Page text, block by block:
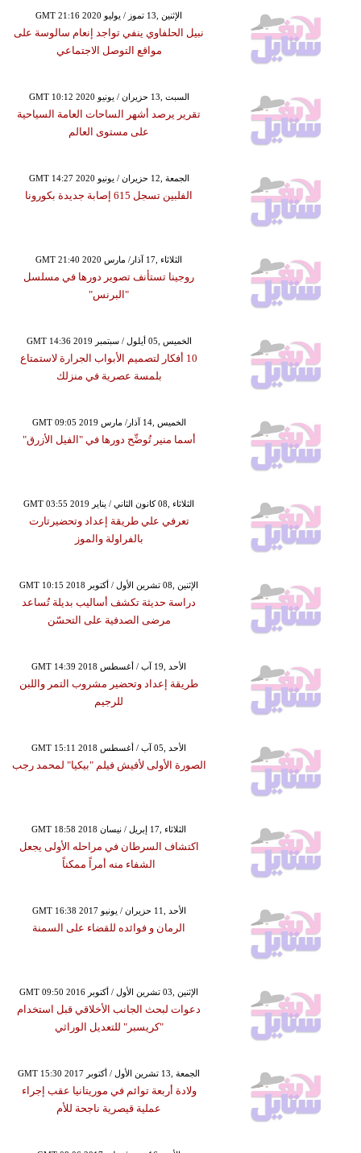
GMT 21:16 2020 الإثنين ,13 تموز / يوليو
نبيل الحلفاوي ينفي تواجد إنعام سالوسة على
مواقع التوصل الاجتماعي
GMT 10:12 2020 السبت ,13 حزيران / يونيو
تقرير يرصد أشهر الساحات العامة السياحية
على مستوى العالم
GMT 14:27 2020 الجمعة ,12 حزيران / يونيو
الفلبين تسجل 615 إصابة جديدة بكورونا
GMT 21:40 2020 الثلاثاء ,17 آذار/ مارس
روجينا تستأنف تصوير دورها في مسلسل
"البرنس"
GMT 14:36 2019 الخميس ,05 أيلول / سبتمبر
10 أفكار لتصميم الأبواب الجرارة لاستمتاع
بلمسة عصرية في منزلك
GMT 09:05 2019 الخميس ,14 آذار/ مارس
أسما منير تُوضِّح دورها في "الفيل الأزرق"
GMT 03:55 2019 الثلاثاء ,08 كانون الثاني / يناير
تعرفي علي طريقة إعداد وتحضيرتارت
بالفراولة والموز
GMT 10:15 2018 الإثنين ,08 تشرين الأول / أكتوبر
دراسة حديثة تكشف أساليب بديلة تُساعد
مرضى الصدفية على التحسّن
GMT 14:39 2018 الأحد ,19 آب / أغسطس
طريقة إعداد وتحضير مشروب التمر واللبن
للرجيم
GMT 15:11 2018 الأحد ,05 آب / أغسطس
الصورة الأولى لأفيش فيلم "بيكيا" لمحمد رجب
GMT 18:58 2018 الثلاثاء ,17 إبريل / نيسان
اكتشاف السرطان في مراحله الأولى يجعل
الشفاء منه أمراً ممكناً
GMT 16:38 2017 الأحد ,11 حزيران / يونيو
الرمان و فوائده للقضاء على السمنة
GMT 09:50 2016 الإثنين ,03 تشرين الأول / أكتوبر
دعوات لبحث الجانب الأخلاقي قبل استخدام
"كريسبر" للتعديل الوراثي
GMT 15:30 2017 الجمعة ,13 تشرين الأول / أكتوبر
ولادة أربعة توائم في موريتانيا عقب إجراء
عملية قيصرية ناجحة للأم